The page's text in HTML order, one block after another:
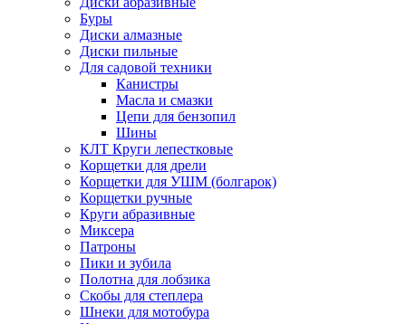
Буры
Диски алмазные
Диски пильные
Для садовой техники
Канистры
Масла и смазки
Цепи для бензопил
Шины
КЛТ Круги лепестковые
Корщетки для дрели
Корщетки для УШМ (болгарок)
Корщетки ручные
Круги абразивные
Миксера
Патроны
Пики и зубила
Полотна для лобзика
Скобы для степлера
Шнеки для мотобура